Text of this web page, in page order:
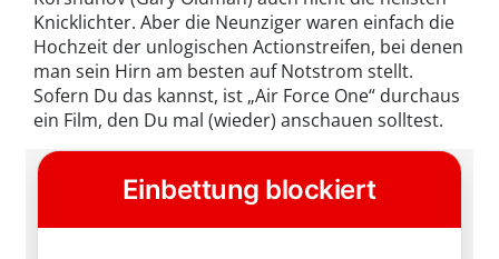
Knicklichter. Aber die Neunziger waren einfach die
Hochzeit der unlogischen Actionstreifen, bei denen
man sein Hirn am besten auf Notstrom stellt.
Sofern Du das kannst, ist „Air Force One“ durchaus
ein Film, den Du mal (wieder) anschauen solltest.